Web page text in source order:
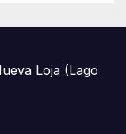
Loja (Lago